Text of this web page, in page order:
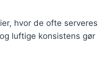
hvor de ofte serveres
luftige konsistens gør